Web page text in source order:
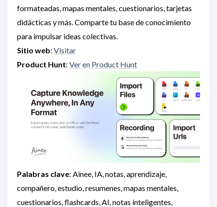
formateadas, mapas mentales, cuestionarios, tarjetas
didácticas y más. Comparte tu base de conocimiento
para impulsar ideas colectivas.
Sitio web: Visitar
Product Hunt: Ver en Product Hunt
Palabras clave: Ainee, IA, notas, aprendizaje,
compañero, estudio, resumenes, mapas mentales,
cuestionarios, flashcards, AI, notas inteligentes,